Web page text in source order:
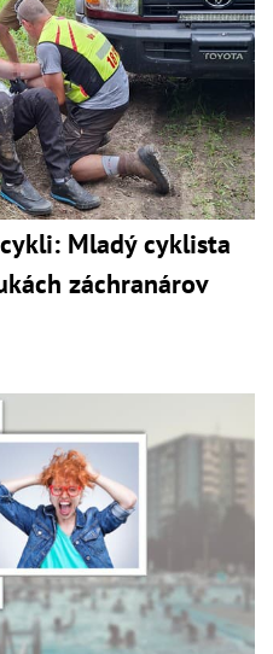
Mladý cyklista
záchranárov